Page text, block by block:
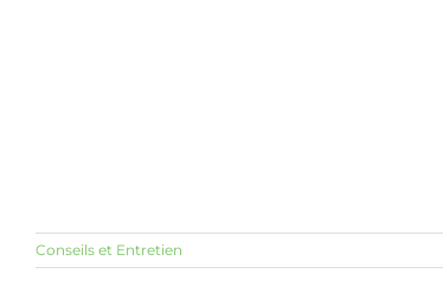
Conseils et Entretien